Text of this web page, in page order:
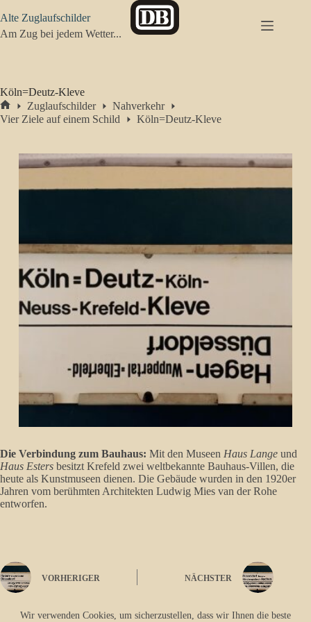
Inhalt
springen
Wir verwenden Cookies, um sicherzustellen, dass wir Ihnen die beste
Alte Zuglaufschilder
Am Zug bei jedem Wetter...
Köln=Deutz-Kleve
Start
Zuglaufschilder
Nahverkehr
Vier Ziele auf einem Schild
Köln=Deutz-Kleve
Die Verbindung zum Bauhaus: Mit den Museen Haus Lange und
Haus Esters besitzt Krefeld zwei weltbekannte Bauhaus-Villen, die
heute als Kunstmuseen dienen. Die Gebäude wurden in den 1920er
Jahren vom berühmten Architekten Ludwig Mies van der Rohe
entworfen.
VORHERIGER NÄCHSTER